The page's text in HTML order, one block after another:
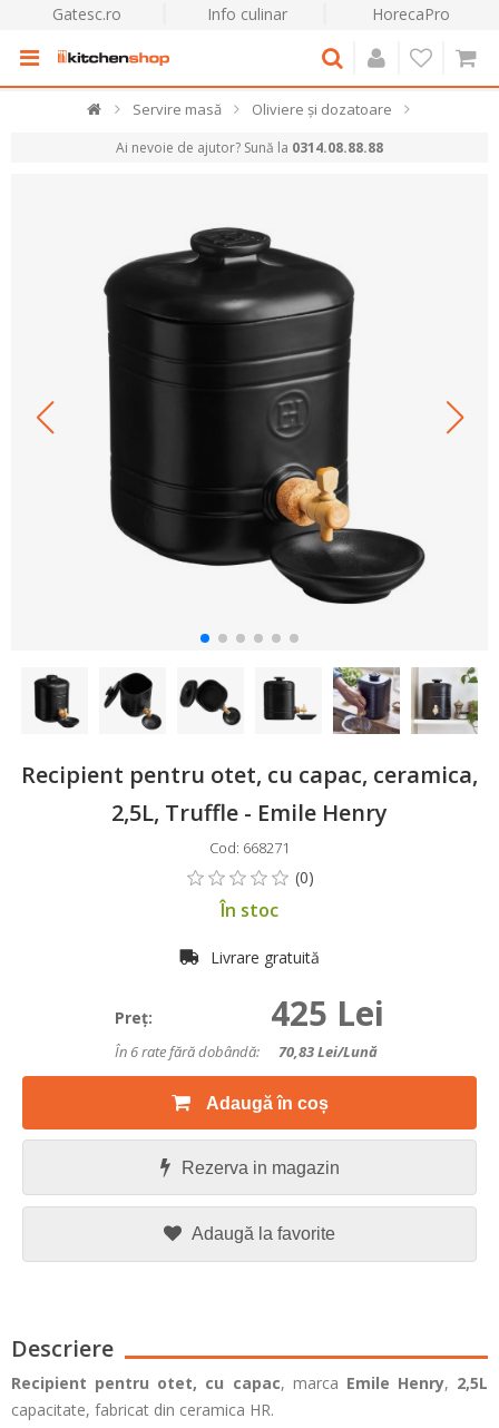
Gatesc.ro Info culinar HorecaPro
Servire masă Oliviere și dozatoare
Ai nevoie de ajutor? Sună la 0314.08.88.88
Recipient pentru otet, cu capac, ceramica,
2,5L, Truffle - Emile Henry
Cod: 668271
În stoc
Livrare gratuită
Preţ: 425 Lei
În 6 rate fără dobândă: 70,83Lei/lună
Adaugă în coș
Rezerva in magazin
Adaugă la favorite
Descriere
Recipient pentru otet, cu capac, marca Emile Henry, 2,5L
capacitate, fabricat din ceramica HR.